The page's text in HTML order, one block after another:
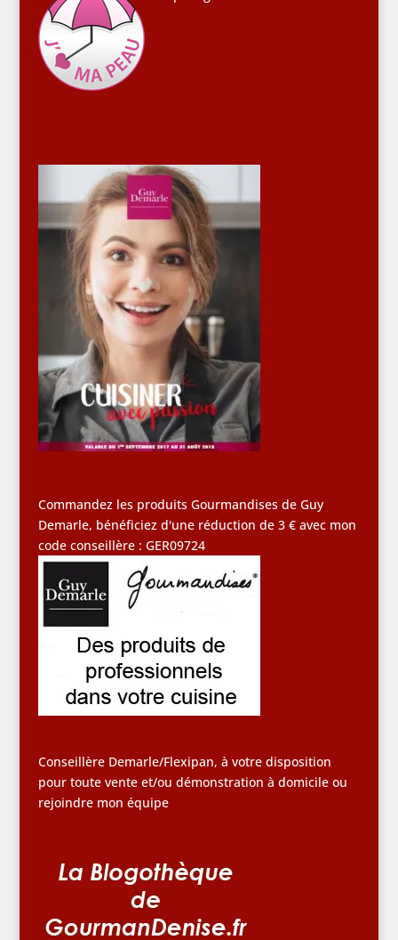
Commandez les produits Gourmandises de Guy
Demarle, bénéficiez d'une réduction de 3 € avec mon
code conseillère : GER09724
Conseillère Demarle/Flexipan, à votre disposition
pour toute vente et/ou démonstration à domicile ou
rejoindre mon équipe